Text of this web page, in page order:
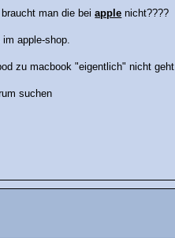
man die beiapple nicht????
apple-shop.
zu macbook "eigentlich" nicht geht.
suchen